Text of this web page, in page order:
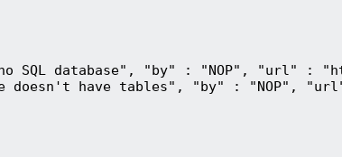
SQL database", "by" : "NOP",
doesn't have tables", "by" :